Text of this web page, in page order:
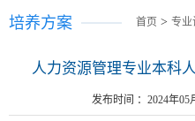
首页 > 专业
培养方案
人力资源管理专业本科
发布时间 ：2024年05